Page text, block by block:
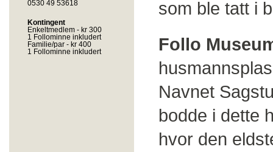
0530 49 53618
Kontingent
Enkeltmedlem - kr 300
1 Follominne inkludert
Familie/par - kr 400
1 Follominne inkludert
som ble tatt i
Follo
Navnet
bodde i dette
hvor den